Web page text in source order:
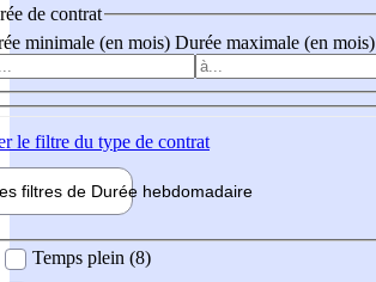
de contrat
minimale (en mois) Durée maximale (en mois)
le filtre du type de contrat
filtres de Durée hebdomadaire
Temps plein (8)